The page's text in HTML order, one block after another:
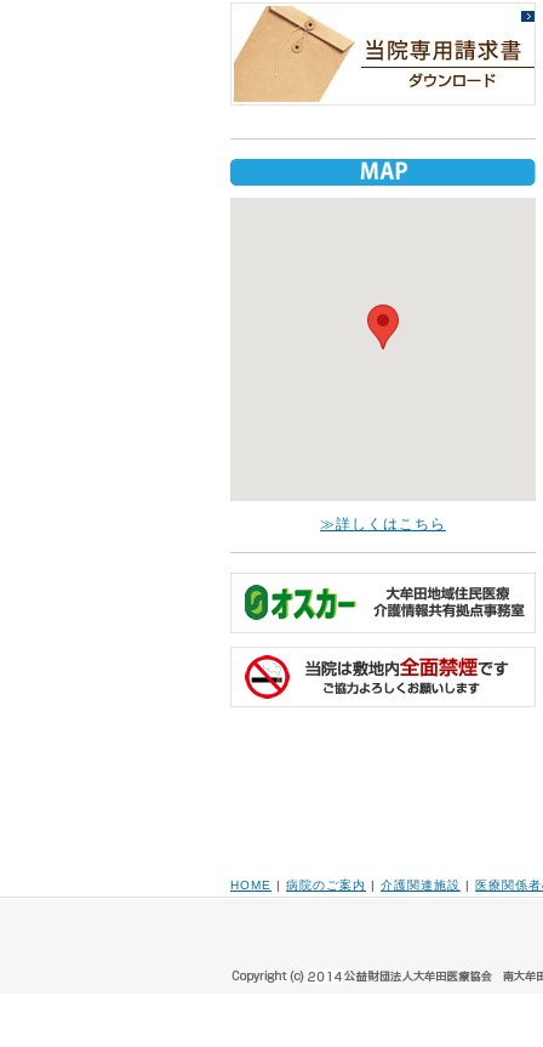
≫詳しくはこちら
HOME | 病院のご案内 | 介護関連施設 | 医療関係